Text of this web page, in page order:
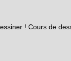
! Cours de